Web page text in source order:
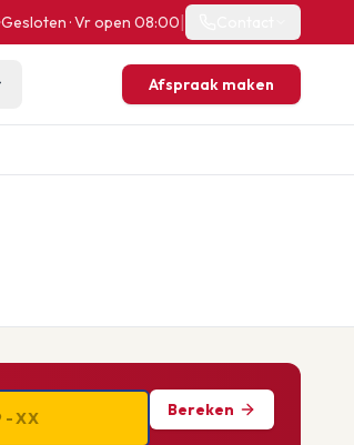
Gesloten · Vr open 08:00
Afspraak maken
Bereken